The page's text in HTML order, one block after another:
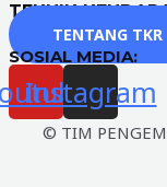
TEKNIK
TENTANG TKR
SOSIAL MEDIA:
Instagram
© TIM